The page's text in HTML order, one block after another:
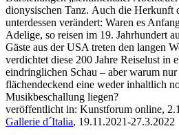
dionysischen Tanz. Auch die Herkunft
unterdessen verändert: Waren es
Adelige, so reisen im 19. Jahrhundert
Gäste aus der USA treten den langen
verdichtet diese 200 Jahre Reiselust in
eindringlichen Schau – aber warum nur
flächendeckend eine weder inhaltlich
Musikbeschallung liegen?
veröffentlicht in: Kunstforum online,
Gallerie d´Italia, 19.11.2021-27.3.2022